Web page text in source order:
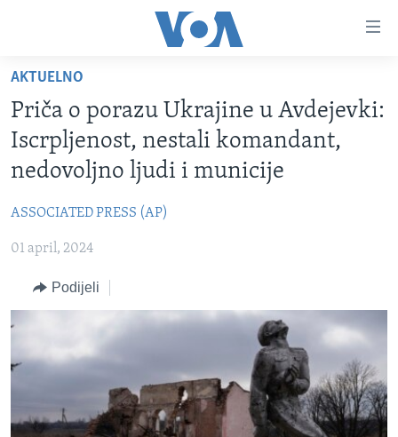
glavni
sadržaj
Pređi
na
glavnu
Idi
na
FOTOGRAFIJE DANA
SJEDINJENE AMERIČKE DRŽAVE
BOSNA I HERCEGOVINA
SVIJET
NAUKA I TEHNOLOGIJA
SPECIJALNI PROJEKTI
KORUPCIJA
IZBJEGLIČKA STRANA
MAGAZIN
AKTUELNO
Priča o porazu Ukrajine u Avdejevki:
Iscrpljenost, nestali komandant,
nedovoljno ljudi i municije
ASSOCIATED PRESS (AP)
01 april, 2024
Podijeli